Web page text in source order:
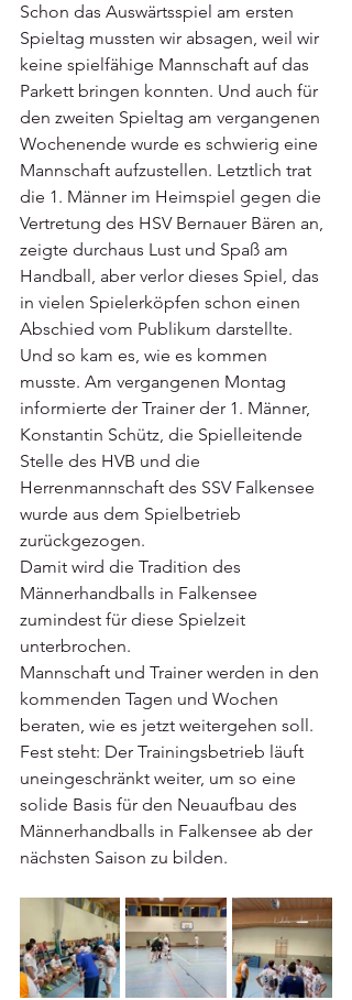
Schon das Auswärtsspiel am ersten
Spieltag mussten wir absagen, weil wir
keine spielfähige Mannschaft auf das
Parkett bringen konnten. Und auch für
den zweiten Spieltag am vergangenen
Wochenende wurde es schwierig eine
Mannschaft aufzustellen. Letztlich trat
die 1. Männer im Heimspiel gegen die
Vertretung des HSV Bernauer Bären an,
zeigte durchaus Lust und Spaß am
Handball, aber verlor dieses Spiel, das
in vielen Spielerköpfen schon einen
Abschied vom Publikum darstellte.
Und so kam es, wie es kommen
musste. Am vergangenen Montag
informierte der Trainer der 1. Männer,
Konstantin Schütz, die Spielleitende
Stelle des HVB und die
Herrenmannschaft des SSV Falkensee
wurde aus dem Spielbetrieb
zurückgezogen.
Damit wird die Tradition des
Männerhandballs in Falkensee
zumindest für diese Spielzeit
unterbrochen.
Mannschaft und Trainer werden in den
kommenden Tagen und Wochen
beraten, wie es jetzt weitergehen soll.
Fest steht: Der Trainingsbetrieb läuft
uneingeschränkt weiter, um so eine
solide Basis für den Neuaufbau des
Männerhandballs in Falkensee ab der
nächsten Saison zu bilden.